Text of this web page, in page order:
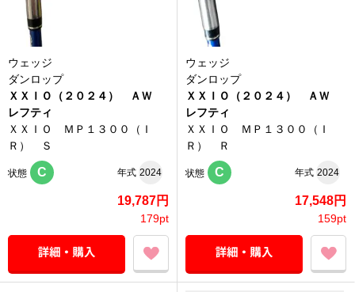
ウェッジ
ダンロップ
ＸＸＩＯ（２０２４） ＡＷ
レフティ
ＸＸＩＯ ＭＰ１３００（Ｉ
Ｒ） Ｓ
状態 C 年式 2024
19,787円
179pt
ウェッジ
ダンロップ
ＸＸＩＯ（２０２４） ＡＷ
レフティ
ＸＸＩＯ ＭＰ１３００（Ｉ
Ｒ） Ｒ
状態 C 年式 2024
17,548円
159pt